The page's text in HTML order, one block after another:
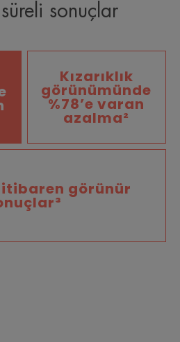
sonuçlar
Kızarıklık
görünümünde
%78’e varan
azalma²
görünür